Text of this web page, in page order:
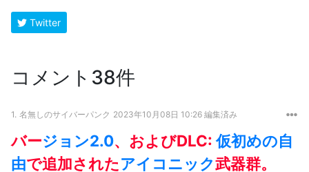
Twitter
コメント38件
1. 名無しのサイバーパンク 2023年10月08日 10:26 編集済み
バージョン2.0、およびDLC:仮初めの自
由で追加されたアイコニック武器群。